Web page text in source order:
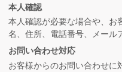
本人確認
本人確認が必要な場合や、お
名、住所、電話番号、メール
お問い合わせ対応
お客様からのお問い合わせに